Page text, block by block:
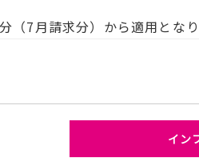
（7月請求分）から適用となり
イン